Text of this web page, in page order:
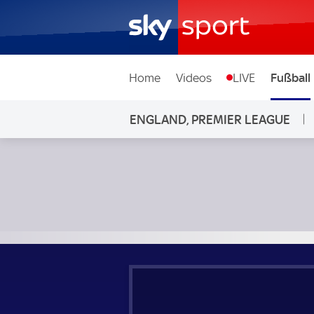
Home Videos LIVE Fußball
ENGLAND, PREMIER LEAGUE